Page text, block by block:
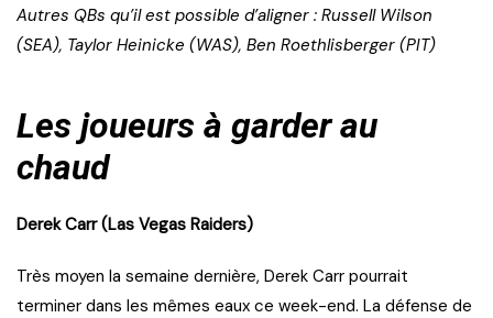
Autres QBs qu’il est possible d’aligner : Russell Wilson
(SEA), Taylor Heinicke (WAS), Ben Roethlisberger (PIT)
Les joueurs à garder au
chaud
Derek Carr (Las Vegas Raiders)
Très moyen la semaine dernière, Derek Carr pourrait
terminer dans les mêmes eaux ce week-end. La défense de